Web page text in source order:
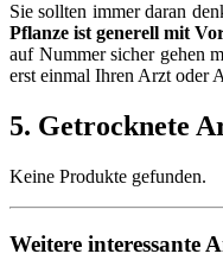
Sie sollten immer daran
Pflanze ist generell mit
auf Nummer sicher gehen
erst einmal Ihren Arzt oder
5. Getrocknete
Keine Produkte gefunden.
Weitere interessante